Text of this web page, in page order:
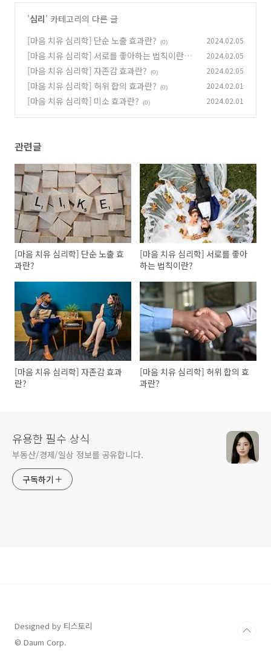
'심리' 카테고리의 다른 글
[마음 치유 심리학] 단순 노출 효과란?
(0) 2024.02.05
[마음 치유 심리학] 서로를 좋아하는 법칙이란?
(0)
2024.02.05
[마음 치유 심리학] 자존감 효과란? (0) 2024.02.05
[마음 치유 심리학] 허위 합의 효과란? (0) 2024.02.01
[마음 치유 심리학] 미소 효과란? (0) 2024.02.01
관련글
[마음 치유 심리학] 단순 노출 효
과란?
[마음 치유 심리학] 서로를 좋아
하는 법칙이란?
[마음 치유 심리학] 자존감 효과
란?
[마음 치유 심리학] 허위 합의 효
과란?
유용한 필수 상식
부동산/경제/일상 정보를 공유합니다.
구독하기
Designed by 티스토리
© Daum Corp.